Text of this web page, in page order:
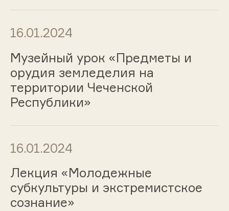
16.01.2024
Музейный урок «Предметы и
орудия земледелия на
территории Чеченской
Республики»
16.01.2024
Лекция «Молодежные
субкультуры и экстремистское
сознание»